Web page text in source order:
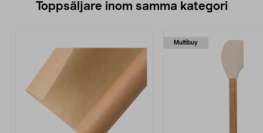
Toppsäljare inom samma kategori
Multibuy